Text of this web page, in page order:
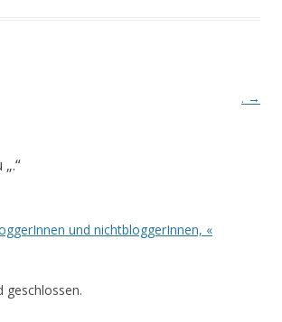
. →
„.“
und nichtbloggerInnen, «
geschlossen.